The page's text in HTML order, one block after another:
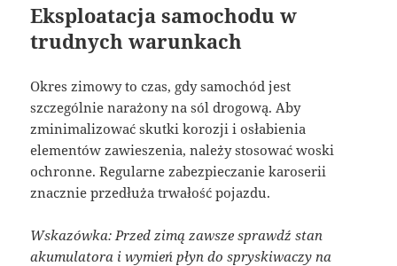
Eksploatacja samochodu w
trudnych warunkach
Okres zimowy to czas, gdy samochód jest
szczególnie narażony na sól drogową. Aby
zminimalizować skutki korozji i osłabienia
elementów zawieszenia, należy stosować woski
ochronne. Regularne zabezpieczanie karoserii
znacznie przedłuża trwałość pojazdu.
Wskazówka: Przed zimą zawsze sprawdź stan
akumulatora i wymień płyn do spryskiwaczy na